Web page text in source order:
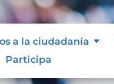
a la ciudadanía
Participa